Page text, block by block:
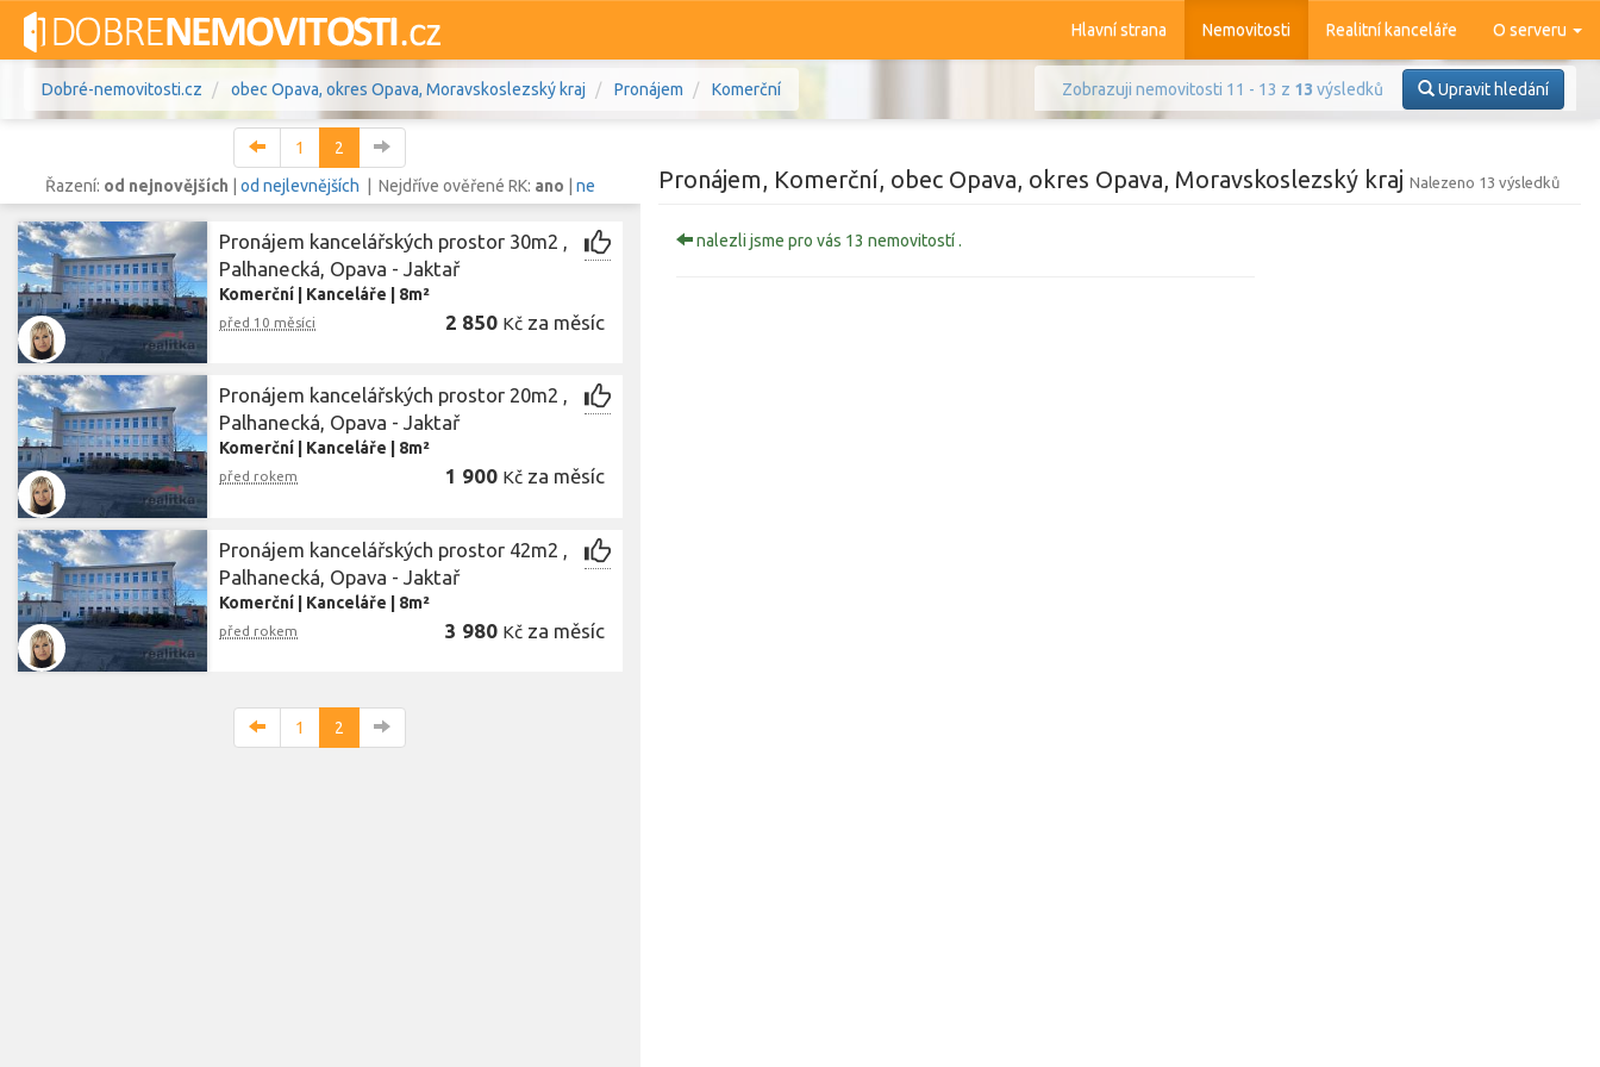
Hlavní strana Nemovitosti Realitní kanceláře O serveru
Zobrazuji nemovitosti 11 - 13 z 13 výsledků Upravit hledání
Dobré-nemovitosti.cz obec Opava, okres Opava, Moravskoslezský kraj Pronájem Komerční
Vše Byty Domy Pozemky Komerční
Lokalita obec Opava okres Opava, Moravskoslezský kraj
Lokalita
Cena
1
2
Řazení: od nejnovějších od nejlevnějších | Nejdříve ověřené RK: ano ne
Pronájem kancelářských prostor 30m2 ,
Palhanecká, Opava - Jaktař
Komerční Kanceláře 8m²
před 10 měsíci 2 850 Kč za měsíc
Pronájem kancelářských prostor 20m2 ,
Palhanecká, Opava - Jaktař
Komerční Kanceláře 8m²
před rokem 1 900 Kč za měsíc
Pronájem kancelářských prostor 42m2 ,
Palhanecká, Opava - Jaktař
Komerční Kanceláře 8m²
před rokem 3 980 Kč za měsíc
1 2
Pronájem, Komerční, obec Opava, okres Opava, Moravskoslezský kraj Nalezeno 13 výsledků
nalezli jsme pro vás 13 nemovitostí .